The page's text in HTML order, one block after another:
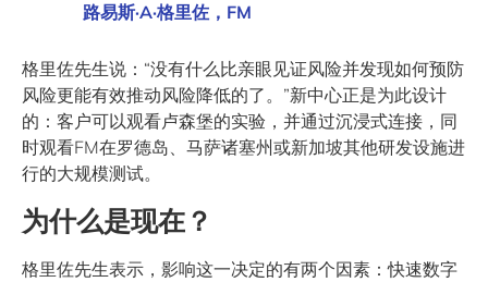
路易斯·A·格里佐，FM
格里佐先生说：“没有什么比亲眼见证风险并发现如何预防
风险更能有效推动风险降低的了。”新中心正是为此设计
的：客户可以观看卢森堡的实验，并通过沉浸式连接，同
时观看FM在罗德岛、马萨诸塞州或新加坡其他研发设施进
行的大规模测试。
为什么是现在？
格里佐先生表示，影响这一决定的有两个因素：快速数字